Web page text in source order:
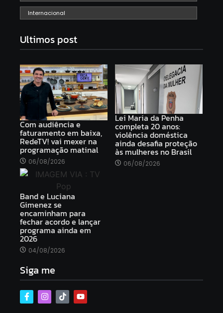
Internacional
Ultimos post
Com audiência e
faturamento em baixa,
RedeTV! vai mexer na
programação matinal
06/08/2026
Lei Maria da Penha
completa 20 anos:
violência doméstica
ainda desafia proteção
às mulheres no Brasil
06/08/2026
Band e Luciana
Gimenez se
encaminham para
fechar acordo e lançar
programa ainda em
2026
04/08/2026
Siga me